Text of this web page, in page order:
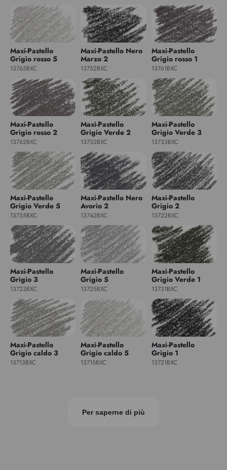
Maxi-Pastello
Grigio rosso 5
13765BXC
Maxi-Pastello Nero
Marzo 2
13752BXC
Maxi-Pastello
Grigio rosso 1
13761BXC
Maxi-Pastello
Grigio rosso 2
13762BXC
Maxi-Pastello
Grigio Verde 2
13732BXC
Maxi-Pastello
Grigio Verde 3
13733BXC
Maxi-Pastello
Grigio Verde 5
13735BXC
Maxi-Pastello Nero
Avorio 2
13742BXC
Maxi-Pastello
Grigio 2
13722BXC
Maxi-Pastello
Grigio 3
13723BXC
Maxi-Pastello
Grigio 5
13725BXC
Maxi-Pastello
Grigio Verde 1
13731BXC
Maxi-Pastello
Grigio caldo 3
13713BXC
Maxi-Pastello
Grigio caldo 5
13715BXC
Maxi-Pastello
Grigio 1
13721BXC
Per saperne di più